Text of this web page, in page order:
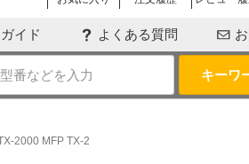
イド よくある質問
キーワ
2000 MFP TX-2